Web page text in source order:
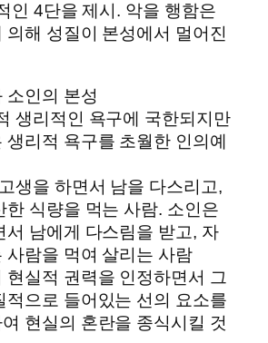
인 4단을 제시. 악을 행함은
의해 성질이 본성에서 멀어진
소인의 본성
생리적인 욕구에 국한되지만
생리적 욕구를 초월한 인의예
생을 하면서 남을 다스리고,
한 식량을 먹는 사람. 소인은
서 남에게 다스림을 받고, 자
사람을 먹여 살리는 사람
실적 권력을 인정하면서 그
적으로 들어있는 선의 요소를
현실의 혼란을 종식시킬 것